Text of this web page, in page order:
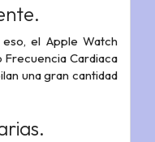
el Apple Watch
Frecuencia Cardiaca
una gran cantidad